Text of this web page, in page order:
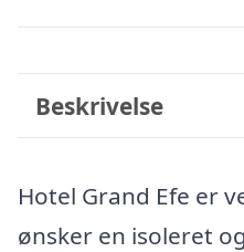
Beskrivelse
Hotel Grand Efe er
ønsker en isoleret